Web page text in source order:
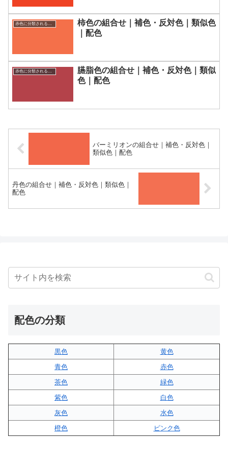
赤色に分類される色一覧
柿色の組合せ｜補色・反対色｜類似色
｜配色
赤色に分類される色一覧
臙脂色の組合せ｜補色・反対色｜類似
色｜配色
バーミリオンの組合せ｜補色・反対色｜
類似色｜配色
丹色の組合せ｜補色・反対色｜類似色｜
配色
配色の分類
黒色
黄色
青色
赤色
茶色
緑色
紫色
白色
灰色
水色
橙色
ピンク色